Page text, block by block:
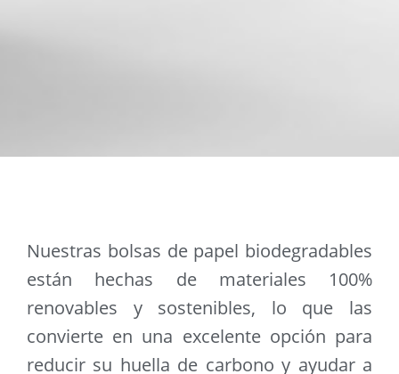
Nuestras bolsas de papel biodegradables
están hechas de materiales 100%
renovables y sostenibles, lo que las
convierte en una excelente opción para
reducir su huella de carbono y ayudar a